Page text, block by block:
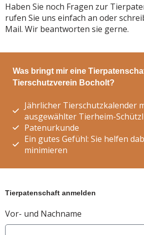
Haben Sie noch Fragen zur
rufen Sie uns einfach an oder
Mail. Wir beantworten sie gerne.
Was bringt mir eine
Tierschutzverein Bocholt?
Jährlicher Tierschutzkalender
ausgewählter Tierheim-
Patenurkunde
Ein gutes Gefühl: Sie helfen
minimieren
Tierpatenschaft anmelden
Vor- und Nachname